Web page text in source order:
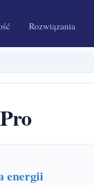
Rozwiązania
energii